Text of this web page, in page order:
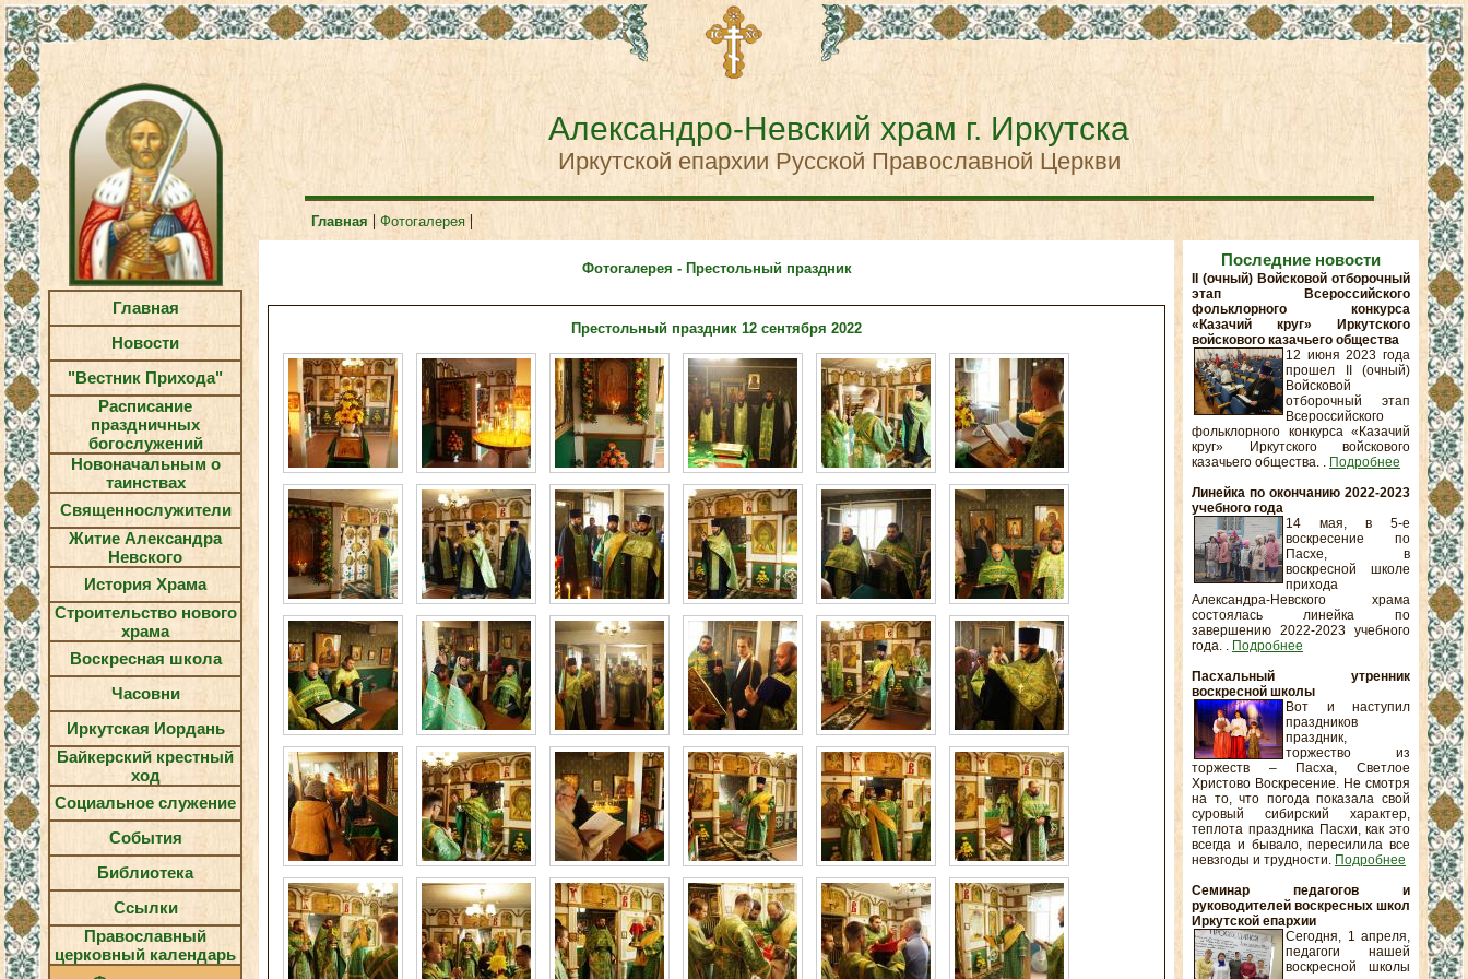
Главная
Новости
"Вестник Прихода"
Расписание
праздничных
богослужений
Новоначальным о
таинствах
Священнослужители
Житие Александра
Невского
История Храма
Строительство нового
храма
Воскресная школа
Часовни
Иркутская Иордань
Байкерский крестный
ход
Социальное служение
События
Библиотека
Ссылки
Православный
церковный календарь
Александро-Невский храм г. Иркутска
Иркутской епархии Русской Православной Церкви
Главная | Фотогалерея |
Фотогалерея - Престольный праздник
Престольный праздник 12 сентября 2022
Последние новости
II (очный) Войсковой отборочный
этап Всероссийского
фольклорного конкурса
«Казачий круг» Иркутского
войскового казачьего общества
12 июня 2023 года
прошел II (очный)
Войсковой
отборочный этап
Всероссийского
фольклорного конкурса «Казачий
круг» Иркутского войскового
казачьего общества. . Подробнее
Линейка по окончанию 2022-2023
учебного года
14 мая, в 5-е
воскресение по
Пасхе, в
воскресной школе
прихода
Александра-Невского храма
состоялась линейка по
завершению 2022-2023 учебного
года. . Подробнее
Пасхальный утренник
воскресной школы
Вот и наступил
праздников
праздник,
торжество из
торжеств – Пасха, Светлое
Христово Воскресение. Не смотря
на то, что погода показала свой
суровый сибирский характер,
теплота праздника Пасхи, как это
всегда и бывало, пересилила все
невзгоды и трудности. Подробнее
Семинар педагогов и
руководителей воскресных школ
Иркутской епархии
Сегодня, 1 апреля,
педагоги нашей
воскресной школы